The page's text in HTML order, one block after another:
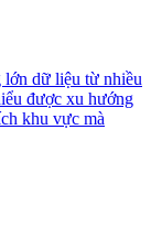
lớn dữ liệu từ nhiều
được xu hướng
khu vực mà